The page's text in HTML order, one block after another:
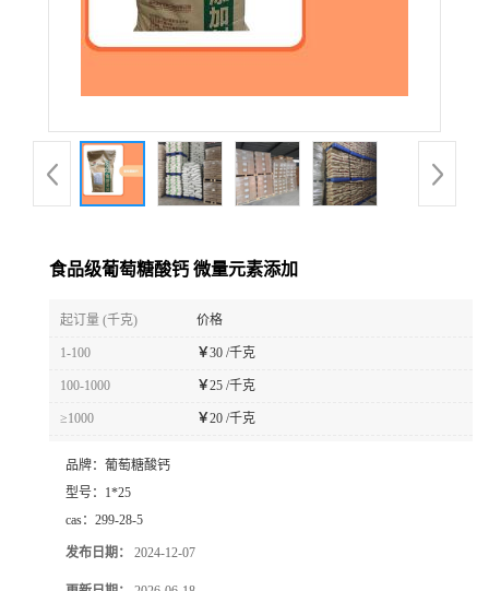
食品级葡萄糖酸钙 微量元素添加
起订量 (千克) 价格
1-100 ￥30 /千克
100-1000 ￥25 /千克
≥1000 ￥20 /千克
品牌： 葡萄糖酸钙
型号： 1*25
cas： 299-28-5
发布日期： 2024-12-07